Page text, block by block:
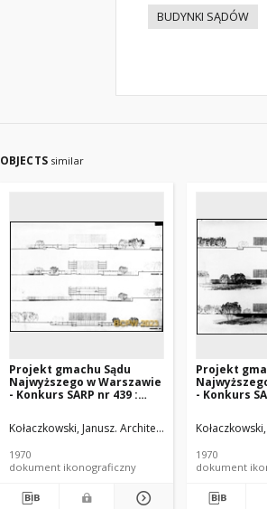
BUDYNKI SĄDÓW
OBJECTS similar
Projekt gmachu Sądu
Najwyższego w Warszawie
- Konkurs SARP nr 439 :
Zdj. 3, Przekroje A-A, B-B,
C-C, D-D
Kołaczkowski, Janusz. Architekt Kiernicka-
1970
dokument ikonograficzny
Projekt
- Konkurs
Zdj. 1,
wschodnia i
1970
dokument